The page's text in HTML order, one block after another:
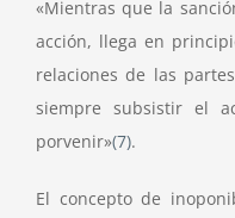
«Mientras que la
acción, llega en
relaciones de las
siempre subsistir el
porvenir»(7).
El concepto de